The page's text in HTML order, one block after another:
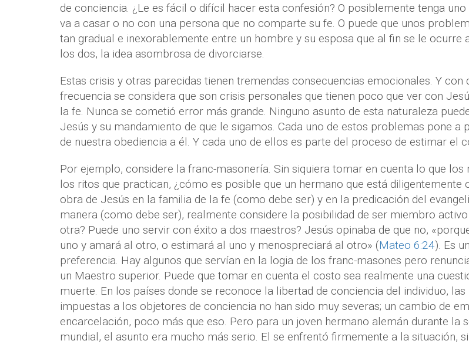
de conciencia. ¿Le es fácil o difícil hacer esta confesión? O posiblemente tenga uno
va a casar o no con una persona que no comparte su fe. O puede que unos
tan gradual e inexorablemente entre un hombre y su esposa que al fin se le ocurre
los dos, la idea asombrosa de divorciarse.
Estas crisis y otras parecidas tienen tremendas consecuencias emocionales. Y con
frecuencia se considera que son crisis personales que tienen poco que ver con
la fe. Nunca se cometió error más grande. Ninguno asunto de esta naturaleza
Jesús y su mandamiento de que le sigamos. Cada uno de estos problemas pone a
de nuestra obediencia a él. Y cada uno de ellos es parte del proceso de estimar el
Por ejemplo, considere la franc-masonería. Sin siquiera tomar en cuenta lo que los
los ritos que practican, ¿cómo es posible que un hermano que está diligentemente
obra de Jesús en la familia de la fe (como debe ser) y en la predicación del
manera (como debe ser), realmente considere la posibilidad de ser miembro
otra? Puede uno servir con éxito a dos maestros? Jesús opinaba de que no,
uno y amará al otro, o estimará al uno y menospreciará al otro» (Mateo 6:24). Es
preferencia. Hay algunos que servían en la logia de los franc-masones pero
un Maestro superior. Puede que tomar en cuenta el costo sea realmente una
muerte. En los países donde se reconoce la libertad de conciencia del individuo,
impuestas a los objetores de conciencia no han sido muy severas; un cambio de
encarcelación, poco más que eso. Pero para un joven hermano alemán durante la
mundial, el asunto era mucho más serio. El se enfrentó firmemente a la situación,